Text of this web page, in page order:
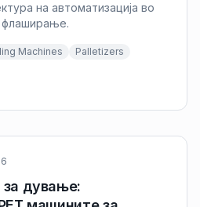
на автоматизација во
флаширање.
Machines Palletizers
дување: